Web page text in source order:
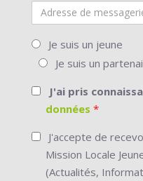
Adresse
de
messagerie
Vous
êtes
Je suis un jeune
Je suis un
J'ai pris
données *
newsletter
J'accepte de
Mission Locale
(Actualités,